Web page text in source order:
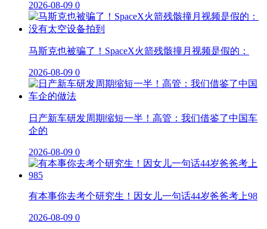
2026-08-09 0
马斯克也被骗了！SpaceX火箭残骸撞月视频是假的：
2026-08-09 0
日产新车研发周期缩短一半！高管：我们借鉴了中国车
企的
2026-08-09 0
有本事你去考个研究生！因女儿一句话44岁爸爸考上98
2026-08-09 0